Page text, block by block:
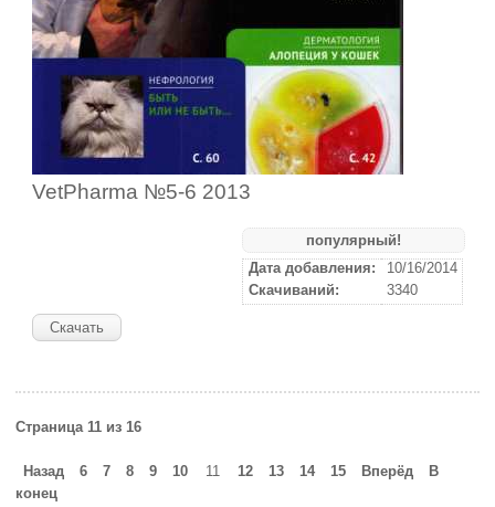
VetPharma №5-6 2013
популярный!
Дата добавления:
10/16/2014
Скачиваний:
3340
Скачать
Страница 11 из 16
Назад 6 7 8 9 10 11 12 13 14 15 Вперёд
В
конец